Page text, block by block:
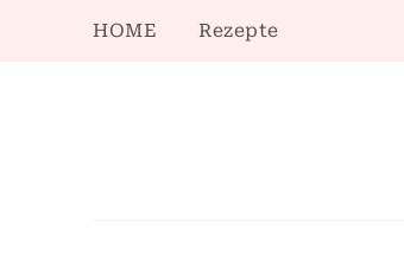
HOME Rezepte